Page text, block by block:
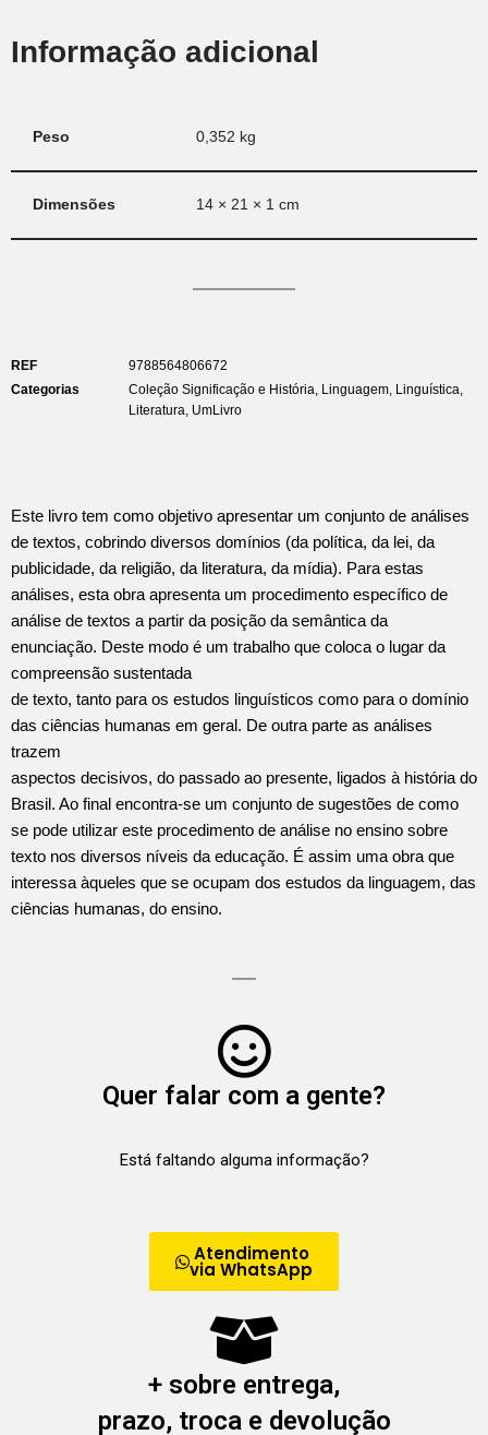
Informação adicional
Peso 0,352 kg
Dimensões 14 × 21 × 1 cm
REF
9788564806672
Categorias
Coleção Significação e História, Linguagem, Linguística,
Literatura, UmLivro
Este livro tem como objetivo apresentar um conjunto de análises
de textos, cobrindo diversos domínios (da política, da lei, da
publicidade, da religião, da literatura, da mídia). Para estas
análises, esta obra apresenta um procedimento específico de
análise de textos a partir da posição da semântica da
enunciação. Deste modo é um trabalho que coloca o lugar da
compreensão sustentada
de texto, tanto para os estudos linguísticos como para o domínio
das ciências humanas em geral. De outra parte as análises
trazem
aspectos decisivos, do passado ao presente, ligados à história do
Brasil. Ao final encontra-se um conjunto de sugestões de como
se pode utilizar este procedimento de análise no ensino sobre
texto nos diversos níveis da educação. É assim uma obra que
interessa àqueles que se ocupam dos estudos da linguagem, das
ciências humanas, do ensino.
Quer falar com a gente?
Está faltando alguma informação?
Atendimento
via WhatsApp
+ sobre entrega,
prazo, troca e devolução